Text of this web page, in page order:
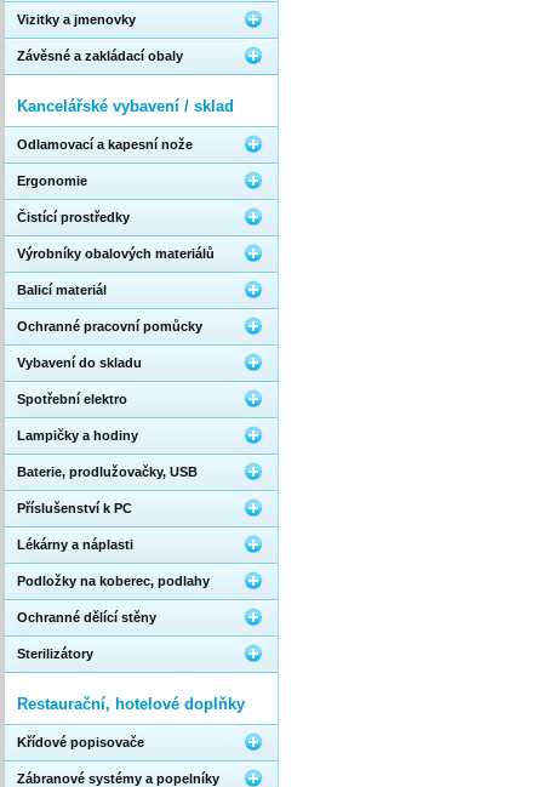
Vizitky a jmenovky
Závěsné a zakládací obaly
Kancelářské vybavení / sklad
Odlamovací a kapesní nože
Ergonomie
Čistící prostředky
Výrobníky obalových materiálů
Balicí materiál
Ochranné pracovní pomůcky
Vybavení do skladu
Spotřební elektro
Lampičky a hodiny
Baterie, prodlužovačky, USB
Příslušenství k PC
Lékárny a náplasti
Podložky na koberec, podlahy
Ochranné dělící stěny
Sterilizátory
Restaurační, hotelové doplňky
Křídové popisovače
Zábranové systémy a popelníky